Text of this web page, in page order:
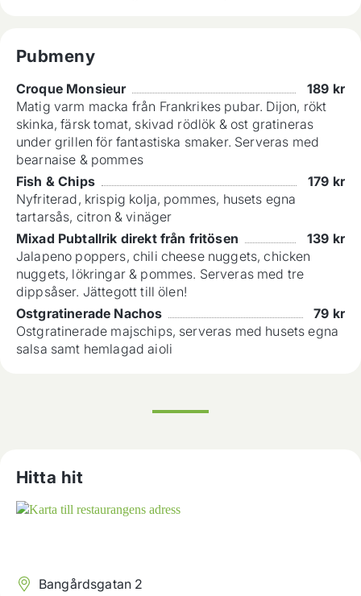
Pubmeny
Croque Monsieur 189 kr
Matig varm macka från Frankrikes pubar. Dijon, rökt
skinka, färsk tomat, skivad rödlök & ost gratineras
under grillen för fantastiska smaker. Serveras med
bearnaise & pommes
Fish & Chips
179 kr
Nyfriterad, krispig kolja, pommes, husets egna
tartarsås, citron & vinäger
Mixad Pubtallrik direkt från fritösen
139 kr
Jalapeno poppers, chili cheese nuggets, chicken
nuggets, lökringar & pommes. Serveras med tre
dippsåser. Jättegott till ölen!
Ostgratinerade Nachos
79 kr
Ostgratinerade majschips, serveras med husets egna
salsa samt hemlagad aioli
Hitta hit
Bangårdsgatan 2